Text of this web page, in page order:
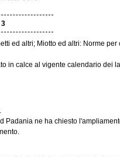
3
ed altri; Miotto ed altri: Norme
in calce al vigente calendario dei
Padania ne ha chiesto